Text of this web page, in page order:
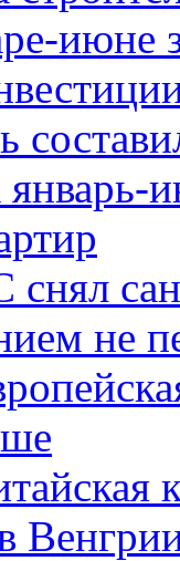
июне
январь-
снял
не